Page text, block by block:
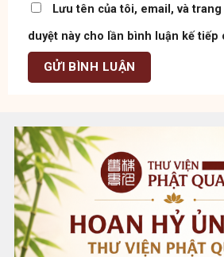
Lưu tên của tôi, email, và
duyệt này cho lần bình luận kế tiếp